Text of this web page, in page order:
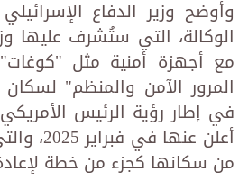
وأوضح وزير الدفاع
الوكالة، التي ستُشرف عليها
مع أجهزة أمنية مثل
المرور الآمن والمنظم"
في إطار رؤية الرئيس
أعلن عنها
من سكانها كجزء من خطة